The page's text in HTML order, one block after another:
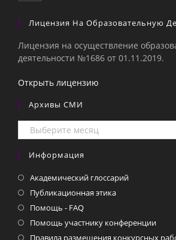
Лицензия На Образовательную
Лицензия на осуществление
деятельности №1686 от 01.11.2019.
Открыть лицензию
Архивы СМИ
Архивы
СМИ
Информация
Академический глоссарий
Публикационная этика
Помощь - FAQ
Помощь участнику конференции
Правила размещения конкурсных